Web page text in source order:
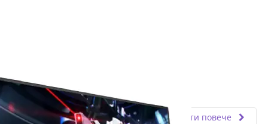
13.08.2021
Fly.bg
Прочети повече